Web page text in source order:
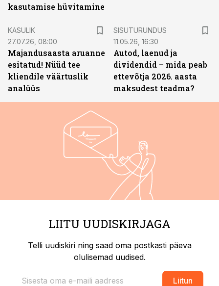
kasutamise hüvitamine
KASULIK
27.07.26, 08:00
Majandusaasta aruanne
esitatud! Nüüd tee
kliendile väärtuslik
analüüs
SISUTURUNDUS
11.05.26, 16:30
Autod, laenud ja
dividendid – mida peab
ettevõtja 2026. aasta
maksudest teadma?
LIITU UUDISKIRJAGA
Telli uudiskiri ning saad oma postkasti päeva
olulisemad uudised.
Liitun